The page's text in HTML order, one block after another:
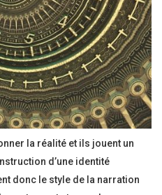
la réalité et ils jouent un
d’une identité
donc le style de la narration